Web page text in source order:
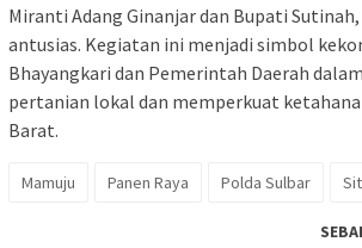
Miranti Adang Ginanjar dan Bupati
antusias. Kegiatan ini menjadi simbol
Bhayangkari dan Pemerintah Daerah
pertanian lokal dan memperkuat
Barat.
Mamuju Panen Raya Polda Sulbar